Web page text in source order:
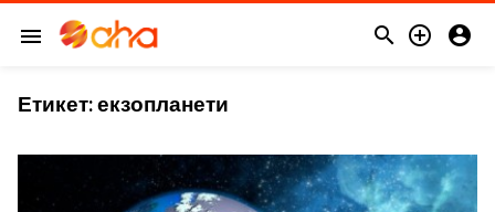
menu   
Етикет:екзопланети